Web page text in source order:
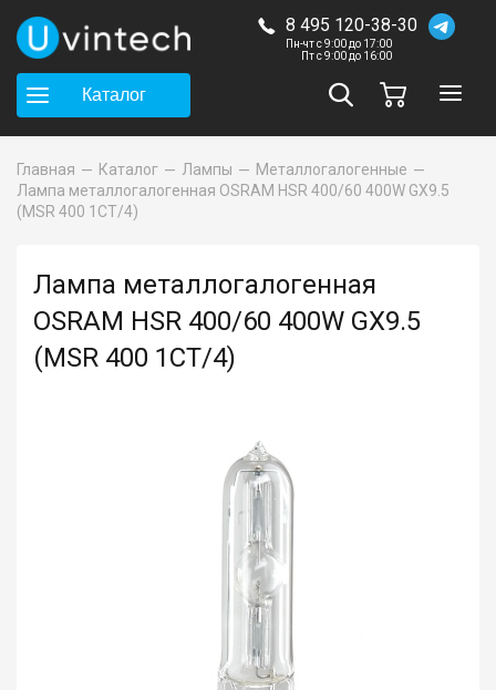
8 495 120-38-30
Пн-чт с 9:00 до 17:00
Пт с 9:00 до 16:00
Каталог
Главная Каталог Лампы
Металлогалогенные
Лампа металлогалогенная OSRAM HSR 400/60 400W GX9.5
(MSR 400 1CT/4)
Лампа металлогалогенная
OSRAM HSR 400/60 400W GX9.5
(MSR 400 1CT/4)